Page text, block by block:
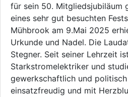
für sein 50. Mitgliedsjubiläum
eines sehr gut besuchten
Mühbrook am 9.Mai 2025
Urkunde und Nadel. Die
Stegner. Seit seiner Lehrzeit
Starkstromelektriker und
gewerkschaftlich und politisch
einsatzfreudig und mit